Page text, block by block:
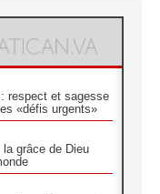
respect et sagesse
«défis urgents»
grâce de Dieu